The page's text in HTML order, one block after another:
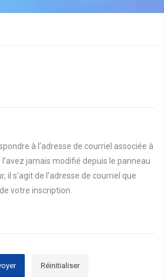
à l’adresse de courriel associée à
jamais modifié depuis le panneau
il s’agit de l’adresse de courriel que
votre inscription.
Réinitialiser